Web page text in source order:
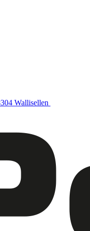
Wallisellen